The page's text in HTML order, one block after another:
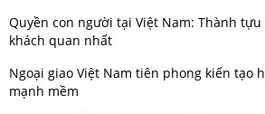
Quyền con người tại Việt Nam: Thành
khách quan nhất
Ngoại giao Việt Nam tiên phong kiến tạo
mạnh mềm